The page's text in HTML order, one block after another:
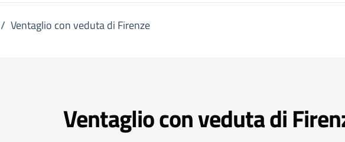
/ Ventaglio con veduta di Firenze
Ventaglio con veduta di